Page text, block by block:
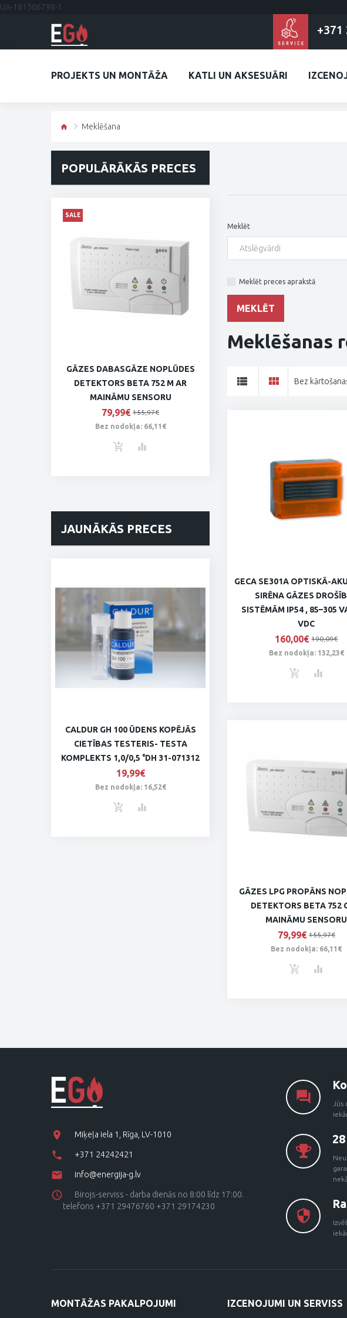
UA-161506798-1
+371
PROJEKTS UN MONTĀŽA KATLI UN AKSESUĀRI
Meklēšana
POPULĀRĀKĀS PRECES
SALE
GĀZES DABASGĀZE NOPLŪDES
DETEKTORS BETA 752 M AR
MAINĀMU SENSORU
79,99€ 155,97€
Bez nodokļa: 66,11€
JAUNĀKĀS PRECES
CALDUR GH 100 ŪDENS KOPĒJĀS
CIETĪBAS TESTERIS- TESTA
KOMPLEKTS 1,0/0,5 °DH 31-071312
19,99€
Bez nodokļa: 16,52€
Meklēt
Meklēt preces aprakstā
Meklēšanas
Bez
GECA SE301A OPTISKĀ-
SIRĒNA GĀZES
SISTĒMĀM IP54 , 85–305
VDC
160,00€ 190,09€
Bez nodokļa: 132,23€
GĀZES LPG PROPĀNS
DETEKTORS BETA 752
MAINĀMU SENSORU
79,99€ 155,97€
Bez nodokļa: 66,11€
Miķeļa iela 1, Rīga, LV-1010
+371 24242421
info@energija-g.lv
Birojs-serviss - darba dienās no 8:00 līdz 17:00.
telefons +371 29476760 +371 29174230
MONTĀŽAS PAKALPOJUMI IZCENOJUMI UN SERVISS